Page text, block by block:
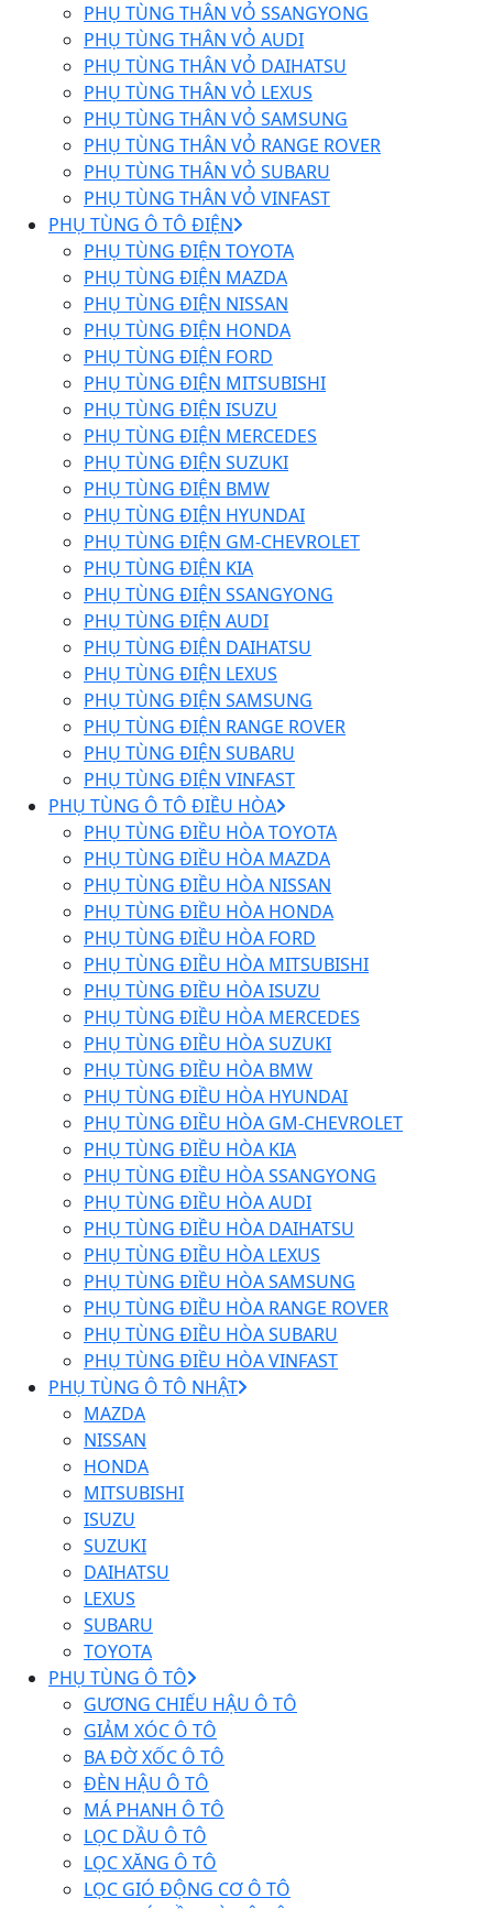
PHỤ TÙNG THÂN VỎ SSANGYONG
PHỤ TÙNG THÂN VỎ AUDI
PHỤ TÙNG THÂN VỎ DAIHATSU
PHỤ TÙNG THÂN VỎ LEXUS
PHỤ TÙNG THÂN VỎ SAMSUNG
PHỤ TÙNG THÂN VỎ RANGE ROVER
PHỤ TÙNG THÂN VỎ SUBARU
PHỤ TÙNG THÂN VỎ VINFAST
PHỤ TÙNG Ô TÔ ĐIỆN
PHỤ TÙNG ĐIỆN TOYOTA
PHỤ TÙNG ĐIỆN MAZDA
PHỤ TÙNG ĐIỆN NISSAN
PHỤ TÙNG ĐIỆN HONDA
PHỤ TÙNG ĐIỆN FORD
PHỤ TÙNG ĐIỆN MITSUBISHI
PHỤ TÙNG ĐIỆN ISUZU
PHỤ TÙNG ĐIỆN MERCEDES
PHỤ TÙNG ĐIỆN SUZUKI
PHỤ TÙNG ĐIỆN BMW
PHỤ TÙNG ĐIỆN HYUNDAI
PHỤ TÙNG ĐIỆN GM-CHEVROLET
PHỤ TÙNG ĐIỆN KIA
PHỤ TÙNG ĐIỆN SSANGYONG
PHỤ TÙNG ĐIỆN AUDI
PHỤ TÙNG ĐIỆN DAIHATSU
PHỤ TÙNG ĐIỆN LEXUS
PHỤ TÙNG ĐIỆN SAMSUNG
PHỤ TÙNG ĐIỆN RANGE ROVER
PHỤ TÙNG ĐIỆN SUBARU
PHỤ TÙNG ĐIỆN VINFAST
PHỤ TÙNG Ô TÔ ĐIỀU HÒA
PHỤ TÙNG ĐIỀU HÒA TOYOTA
PHỤ TÙNG ĐIỀU HÒA MAZDA
PHỤ TÙNG ĐIỀU HÒA NISSAN
PHỤ TÙNG ĐIỀU HÒA HONDA
PHỤ TÙNG ĐIỀU HÒA FORD
PHỤ TÙNG ĐIỀU HÒA MITSUBISHI
PHỤ TÙNG ĐIỀU HÒA ISUZU
PHỤ TÙNG ĐIỀU HÒA MERCEDES
PHỤ TÙNG ĐIỀU HÒA SUZUKI
PHỤ TÙNG ĐIỀU HÒA BMW
PHỤ TÙNG ĐIỀU HÒA HYUNDAI
PHỤ TÙNG ĐIỀU HÒA GM-CHEVROLET
PHỤ TÙNG ĐIỀU HÒA KIA
PHỤ TÙNG ĐIỀU HÒA SSANGYONG
PHỤ TÙNG ĐIỀU HÒA AUDI
PHỤ TÙNG ĐIỀU HÒA DAIHATSU
PHỤ TÙNG ĐIỀU HÒA LEXUS
PHỤ TÙNG ĐIỀU HÒA SAMSUNG
PHỤ TÙNG ĐIỀU HÒA RANGE ROVER
PHỤ TÙNG ĐIỀU HÒA SUBARU
PHỤ TÙNG ĐIỀU HÒA VINFAST
PHỤ TÙNG Ô TÔ NHẬT
MAZDA
NISSAN
HONDA
MITSUBISHI
ISUZU
SUZUKI
DAIHATSU
LEXUS
SUBARU
TOYOTA
PHỤ TÙNG Ô TÔ
GƯƠNG CHIẾU HẬU Ô TÔ
GIẢM XÓC Ô TÔ
BA ĐỜ XỐC Ô TÔ
ĐÈN HẬU Ô TÔ
MÁ PHANH Ô TÔ
LỌC DẦU Ô TÔ
LỌC XĂNG Ô TÔ
LỌC GIÓ ĐỘNG CƠ Ô TÔ